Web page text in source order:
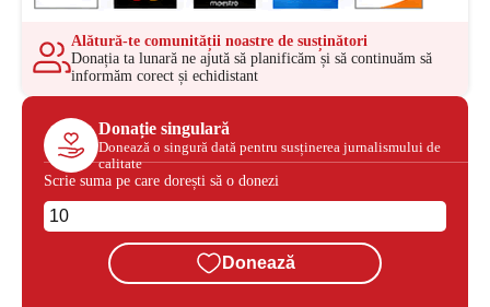
Alătură-te comunității noastre de susținători
Donația ta lunară ne ajută să planificăm și să continuăm să
informăm corect și echidistant
Donație singulară
Donează o singură dată pentru susținerea jurnalismului de
calitate
Scrie suma pe care dorești să o donezi
Donează